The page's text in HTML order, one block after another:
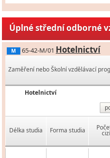
Úplné střední odborné
M 65-42-M/01 Hotelnictví
Zaměření nebo Školní vzdělávací
Hotelnictví
Délka studia Forma studia